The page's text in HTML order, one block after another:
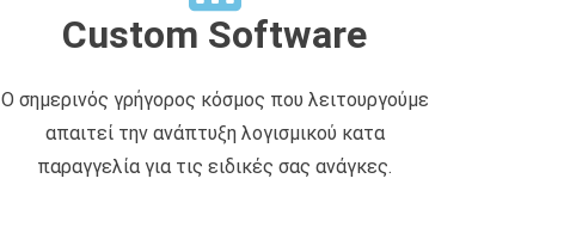
Custom Software
Ο σημερινός γρήγορος κόσμος που λειτουργούμε
απαιτεί την ανάπτυξη λογισμικού κατα
παραγγελία για τις ειδικές σας ανάγκες.